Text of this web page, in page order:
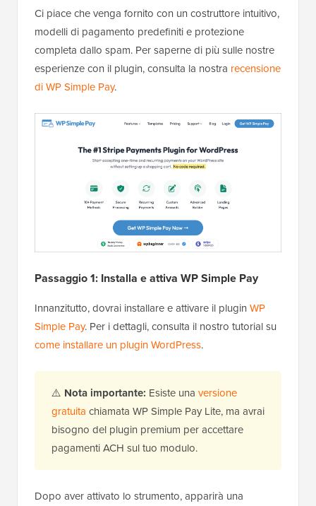
Ci piace che venga fornito con un costruttore intuitivo,
modelli di pagamento predefiniti e protezione
completa dallo spam. Per saperne di più sulle nostre
esperienze con il plugin, consulta la nostra recensione
di WP Simple Pay.
Passaggio 1: Installa e attiva WP Simple Pay
Innanzitutto, dovrai installare e attivare il plugin WP
Simple Pay. Per i dettagli, consulta il nostro tutorial su
come installare un plugin WordPress.
⚠️ Nota importante: Esiste una versione
gratuita chiamata WP Simple Pay Lite, ma avrai
bisogno del plugin premium per accettare
pagamenti ACH sul tuo modulo.
Dopo aver attivato lo strumento, apparirà una